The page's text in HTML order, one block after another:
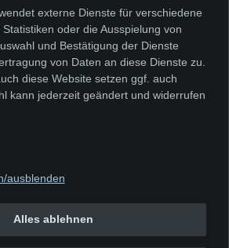
uns auch hier:
WOHNFORM
externe Dienste für verschiedene
oder die Ausspielung von
und Bestätigung der Dienste
von Daten an diese Dienste zu.
diese Website setzen ggf. auch
kann jederzeit geändert und widerrufen
ausblenden
Alles ablehnen